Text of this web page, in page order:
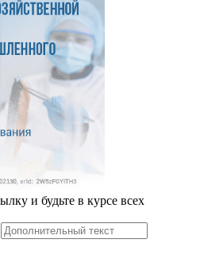
и будьте в курсе всех